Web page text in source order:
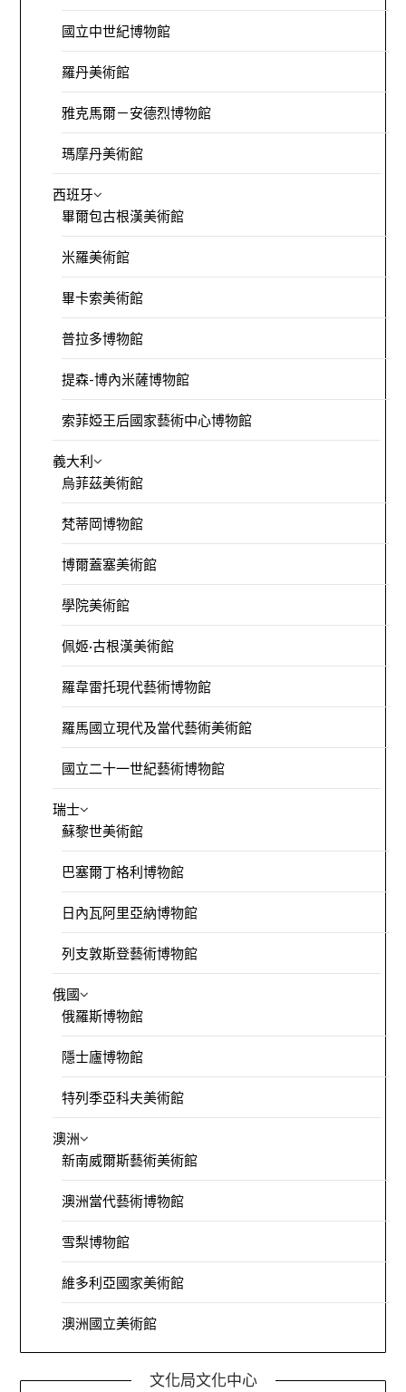
國立中世紀博物館
羅丹美術館
雅克馬爾－安德烈博物館
瑪摩丹美術館
西班牙
畢爾包古根漢美術館
米羅美術館
畢卡索美術館
普拉多博物館
提森-博內米薩博物館
索菲婭王后國家藝術中心博物館
義大利
烏菲茲美術館
梵蒂岡博物館
博爾蓋塞美術館
學院美術館
佩姬·古根漢美術館
羅韋雷托現代藝術博物館
羅馬國立現代及當代藝術美術館
國立二十一世紀藝術博物館
瑞士
蘇黎世美術館
巴塞爾丁格利博物館
日內瓦阿里亞納博物館
列支敦斯登藝術博物館
俄國
俄羅斯博物館
隱士廬博物館
特列季亞科夫美術館
澳洲
新南威爾斯藝術美術館
澳洲當代藝術博物館
雪梨博物館
維多利亞國家美術館
澳洲國立美術館
文化局文化中心